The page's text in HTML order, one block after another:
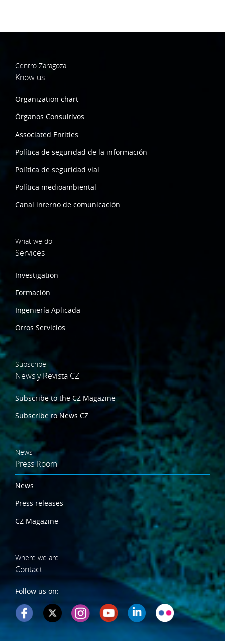
Centro Zaragoza
Know us
Organization chart
Órganos Consultivos
Associated Entities
Política de seguridad de la información
Política de seguridad vial
Política medioambiental
Canal interno de comunicación
What we do
Services
Investigation
Formación
Ingeniería Aplicada
Otros Servicios
Subscribe
News y Revista CZ
Subscribe to the CZ Magazine
Subscribe to News CZ
News
Press Room
News
Press releases
CZ Magazine
Where we are
Contact
Follow us on: